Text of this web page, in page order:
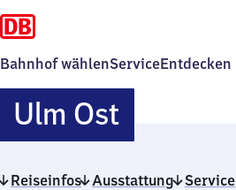
Bahnhof wählenServiceEntdecken
Ulm OstUlm
Ost
Reiseinfos Ausstattung Service